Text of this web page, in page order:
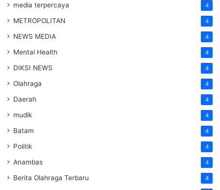
media terpercaya 4
METROPOLITAN 4
NEWS MEDIA 4
Mental Health 4
DIKSI NEWS 4
Olahraga 4
Daerah 4
mudik 4
Batam 4
Politik 4
Anambas 4
Berita Olahraga Terbaru 4